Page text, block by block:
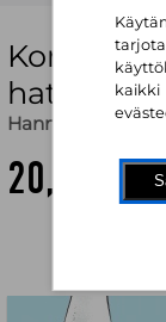
Komisario
Hanna-Mari
20,90 €